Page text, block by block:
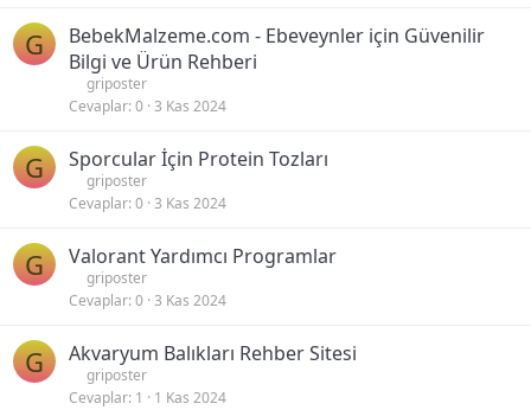
G
BebekMalzeme.com - Ebeveynler için Güvenilir
Bilgi ve Ürün Rehberi
griposter
Cevaplar 0 3 Kas 2024
G Sporcular İçin Protein Tozları
griposter
Cevaplar 0 3 Kas 2024
G Valorant Yardımcı Programlar
griposter
Cevaplar 0 3 Kas 2024
G Akvaryum Balıkları Rehber Sitesi
griposter
Cevaplar 1 1 Kas 2024